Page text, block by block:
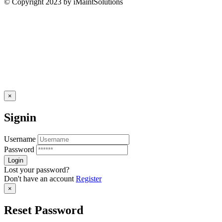
×
Signin
Username
Password
Lost your password?
Don't have an account Register
×
Reset Password